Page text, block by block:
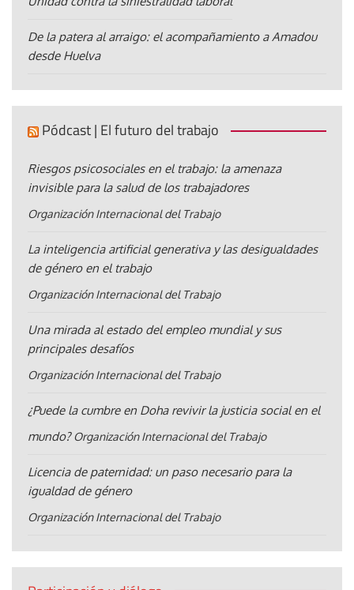
De la patera al arraigo: el acompañamiento a Amadou
desde Huelva
Pódcast | El futuro del trabajo
Riesgos psicosociales en el trabajo: la amenaza
invisible para la salud de los trabajadores
Organización Internacional del Trabajo
La inteligencia artificial generativa y las desigualdades
de género en el trabajo
Organización Internacional del Trabajo
Una mirada al estado del empleo mundial y sus
principales desafíos
Organización Internacional del Trabajo
¿Puede la cumbre en Doha revivir la justicia social en el
mundo? Organización Internacional del Trabajo
Licencia de paternidad: un paso necesario para la
igualdad de género
Organización Internacional del Trabajo